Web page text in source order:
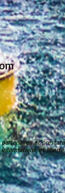
et
et